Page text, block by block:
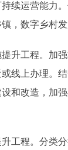
续运营能力
，数字乡村发
工程。加强
线上办理。
和改造，加
程。分类分